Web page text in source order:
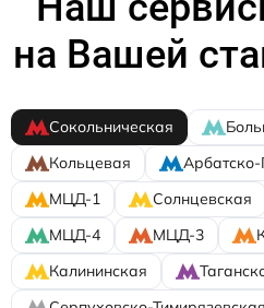
на Вашей
Сокольническая
Кольцевая
МЦД-1
Солнцевская
МЦД-4
МЦД-3
Калининская